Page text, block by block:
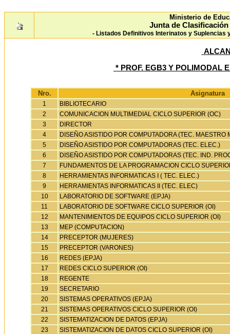
Ministerio de
Junta de
- Listados Definitivos Interinatos y Suplencias
* PROF. EGB3 Y POLIMODAL
Nro. Asignatura
1
BIBLIOTECARIO
2
COMUNICACION MULTIMEDIAL CICLO SUPERIOR (OC)
3
DIRECTOR
4
DISEÑO ASISTIDO POR COMPUTADORA (TEC. MAESTRO
5
DISEÑO ASISTIDO POR COMPUTADORAS (TEC. ELEC.)
6
DISEÑO ASISTIDO POR COMPUTADORAS (TEC. IND.
7
FUNDAMENTOS DE LA PROGRAMACION CICLO
8
HERRAMIENTAS INFORMATICAS I ( TEC. ELEC.)
9
HERRAMIENTAS INFORMATICAS II (TEC. ELEC)
10
LABORATORIO DE SOFTWARE (EPJA)
11
LABORATORIO DE SOFTWARE CICLO SUPERIOR (OI)
12
MANTENIMIENTOS DE EQUIPOS CICLO SUPERIOR (OI)
13
MEP (COMPUTACION)
14
PRECEPTOR (MUJERES)
15
PRECEPTOR (VARONES)
16
REDES (EPJA)
17
REDES CICLO SUPERIOR (OI)
18
REGENTE
19
SECRETARIO
20
SISTEMAS OPERATIVOS (EPJA)
21
SISTEMAS OPERATIVOS CICLO SUPERIOR (OI)
22
SISTEMATIZACION DE DATOS (EPJA)
23
SISTEMATIZACION DE DATOS CICLO SUPERIOR (OI)